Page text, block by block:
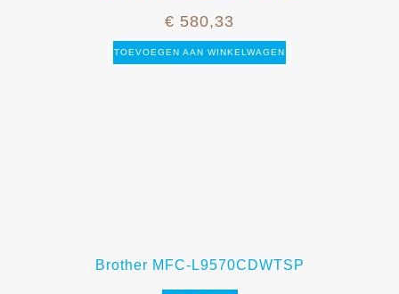
€ 580,33
TOEVOEGEN AAN WINKELWAGEN
Brother MFC-L9570CDWTSP